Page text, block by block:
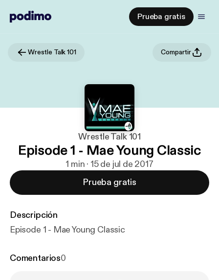
Prueba gratis
Wrestle Talk 101 Compartir
Wrestle Talk 101
Episode 1 - Mae Young Classic
1 min · 15 de jul de 2017
Prueba gratis
Descripción
Episode 1 - Mae Young Classic
Comentarios0